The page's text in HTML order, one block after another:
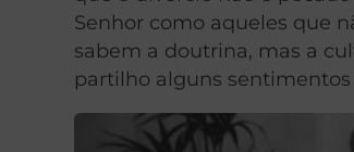
Senhor como aqueles que
sabem a doutrina, mas a
partilho alguns